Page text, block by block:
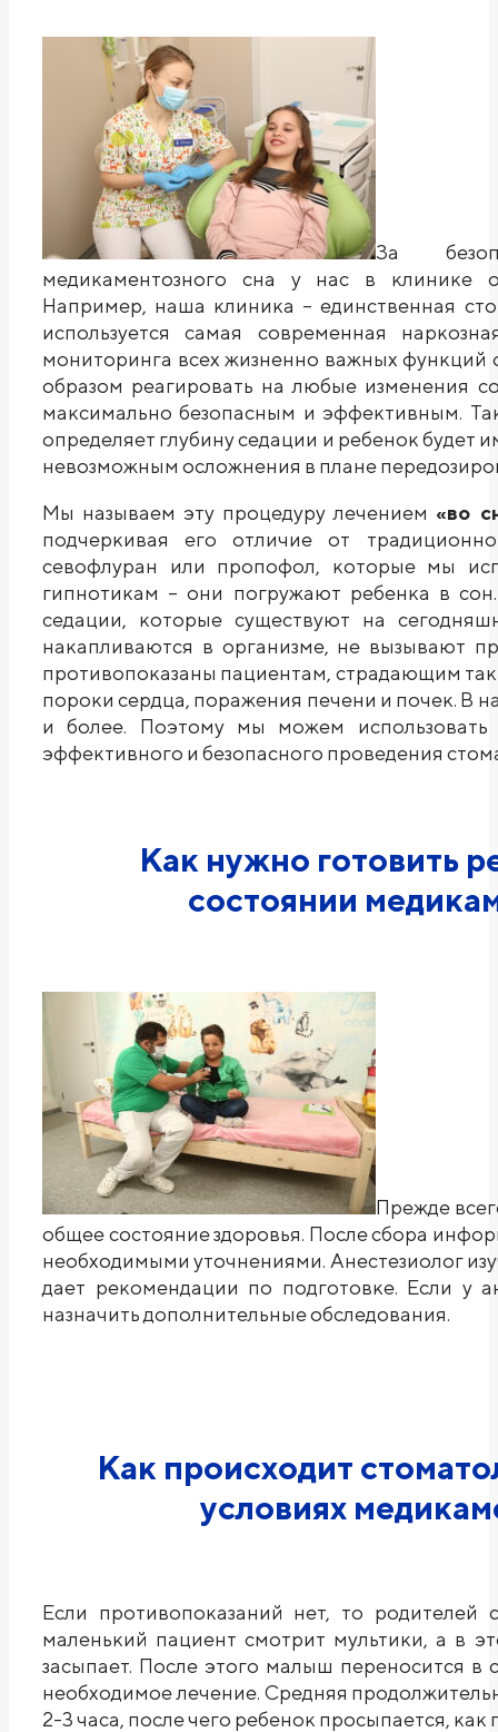
За
медикаментозного сна у нас в клинике
Например, наша клиника – единственная
используется самая современная
мониторинга всех жизненно важных
образом реагировать на любые изменения
максимально безопасным и эффективным.
определяет глубину седации и ребенок будет
невозможным осложнения в плане
Мы называем эту процедуру лечением «во
подчеркивая его отличие от
севофлуран или пропофол, которые мы
гипнотикам – они погружают ребенка в
седации, которые существуют на
накапливаются в организме, не вызывают
противопоказаны пациентам, страдающим
пороки сердца, поражения печени и почек. В
и более. Поэтому мы можем
эффективного и безопасного проведения
Как нужно готовить
состоянии
Прежде
общее состояние здоровья. После сбора
необходимыми уточнениями. Анестезиолог
дает рекомендации по подготовке. Если у
назначить дополнительные обследования.
Как происходит
условиях
Если противопоказаний нет, то
маленький пациент смотрит мультики, а в
засыпает. После этого малыш переносится в
необходимое лечение. Средняя
2-3 часа, после чего ребенок просыпается,